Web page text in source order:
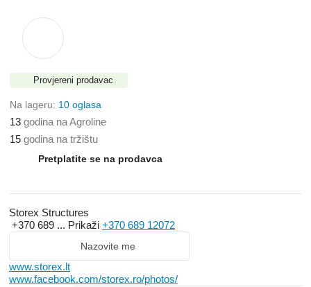
always consult our experienced specialists free of charge. Our
needed!
Provjereni prodavac
Na lageru: 10 oglasa
13 godina na Agroline
15 godina na tržištu
Pretplatite se na prodavca
Storex Structures
+370 689 ... Prikaži +370 689 12072
Nazovite me
www.storex.lt
www.facebook.com/storex.ro/photos/